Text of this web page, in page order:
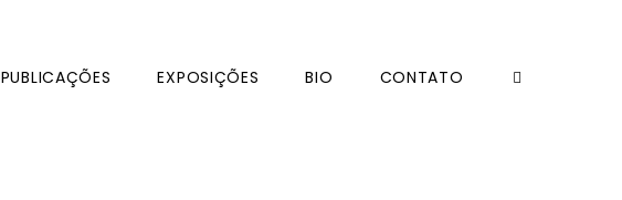
PUBLICAÇÕES EXPOSIÇÕES BIO CONTATO